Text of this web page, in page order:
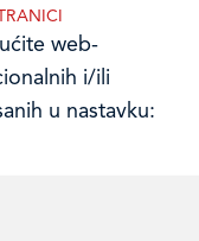
web-
i/ili
u nastavku: